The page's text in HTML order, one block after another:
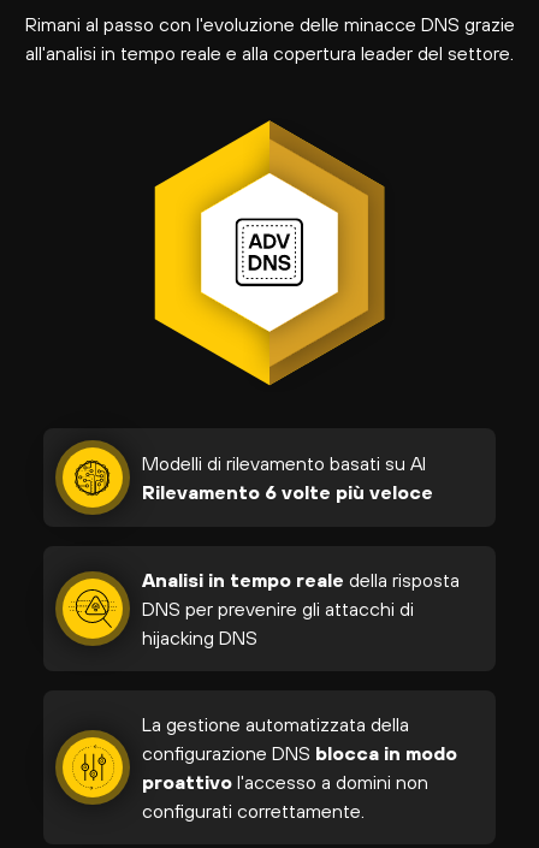
Rimani al passo con l'evoluzione delle minacce DNS grazie
all'analisi in tempo reale e alla copertura leader del settore.
Modelli di rilevamento basati su AI
Rilevamento 6 volte più veloce
Analisi in tempo reale della risposta
DNS per prevenire gli attacchi di
hijacking DNS
La gestione automatizzata della
configurazione DNS blocca in modo
proattivo l'accesso a domini non
configurati correttamente.